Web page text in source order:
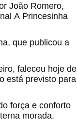
João Romero,
A Princesinha
que publicou a
faleceu hoje de
está previsto para
força e conforto
morada.